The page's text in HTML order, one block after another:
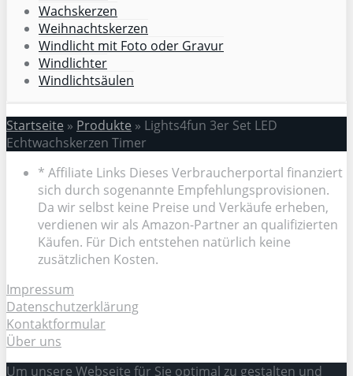
Wachskerzen
Weihnachtskerzen
Windlicht mit Foto oder Gravur
Windlichter
Windlichtsäulen
Startseite » Produkte » Lights4fun 3er Set LED
Echtwachskerzen Timer
* Affiliate Links Dieses Verbraucherportal finanziert
sich durch sogenannte Empfehlungsprovisionen.
Da wir selbst keine Preise und Verkäufe erheben,
verdienen wir als Amazon-Partner an qualifizierten
Käufen. Für Dich entstehen natürlich keine
zusätzlichen Kosten.
Impressum
Datenschutzerklärung
Kontaktformular
Über uns
Um unsere Webseite für Sie optimal zu gestalten und